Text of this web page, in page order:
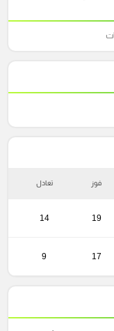
فوز تعادل
19
14
17
9